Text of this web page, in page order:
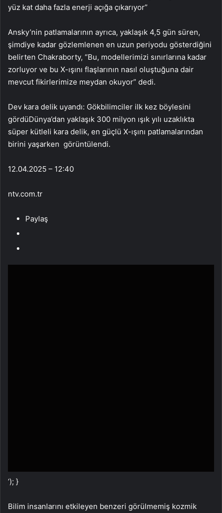
yüz kat daha fazla enerji açığa çıkarıyor”
Ansky’nin patlamalarının ayrıca, yaklaşık 4,5 gün süren,
şimdiye kadar gözlemlenen en uzun periyodu gösterdiğini
belirten Chakraborty, “Bu, modellerimizi sınırlarına kadar
zorluyor ve bu X-ışını flaşlarının nasıl oluştuğuna dair
mevcut fikirlerimize meydan okuyor” dedi.
Dev kara delik uyandı: Gökbilimciler ilk kez böylesini
gördüDünya’dan yaklaşık 300 milyon ışık yılı uzaklıkta
süper kütleli kara delik, en güçlü X-ışını patlamalarından
birini yaşarken görüntülendi.
12.04.2025 – 12:40
ntv.com.tr
Paylaş
‘); }
Bilim insanlarını etkileyen benzeri görülmemiş kozmik